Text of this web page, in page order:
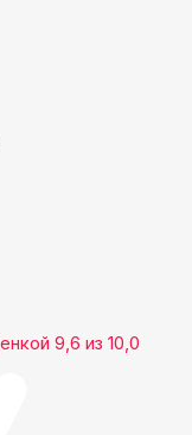
9,6 из 10,0